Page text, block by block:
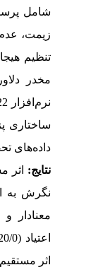
شامل پرسش نامه
زیمت، عدم تحمل
تنظیم هیجان
مخدر دلاور
نرم‌افزار22
SPSS
ساختاری پژوهش
داده‌های تحقیق
اثر مستقیم
نگرش به اعتیاد (0/16-
معنادار و
β
=،00/0
اثر مستقیم عدم